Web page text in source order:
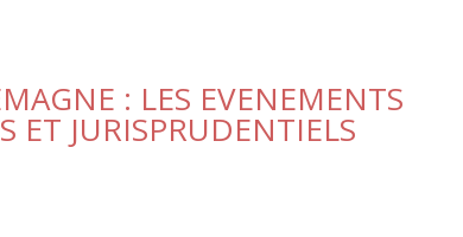
: LES EVENEMENTS
ET JURISPRUDENTIELS